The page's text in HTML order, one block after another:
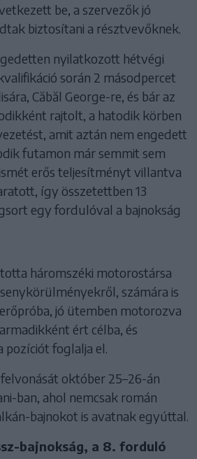
be, a szervezők jó
biztosítani a résztvevőknek.
nyilatkozott hétvégi
során 2 másodpercet
Căbăl George-re, és bár az
rajtolt, a hatodik körben
amit aztán nem engedett
futamon már semmit sem
erős teljesítményt villantva
így összetettben 13
egy fordulóval a bajnokság
háromszéki motorostársa
számára is
jó ütemben motorozva
ért célba, és
pozíciót foglalja el.
október 25–26-án
ban, ahol nemcsak román
bajnokot is avatnak egyúttal.
bajnokság, a 8. forduló